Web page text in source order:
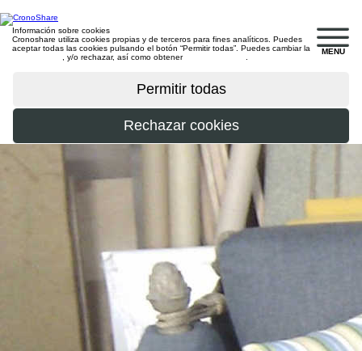
MENU
Información sobre cookies
Cronoshare utiliza cookies propias y de terceros para fines analíticos. Puedes
aceptar todas las cookies pulsando el botón “Permitir todas”. Puedes cambiar la
, y/o rechazar, así como obtener